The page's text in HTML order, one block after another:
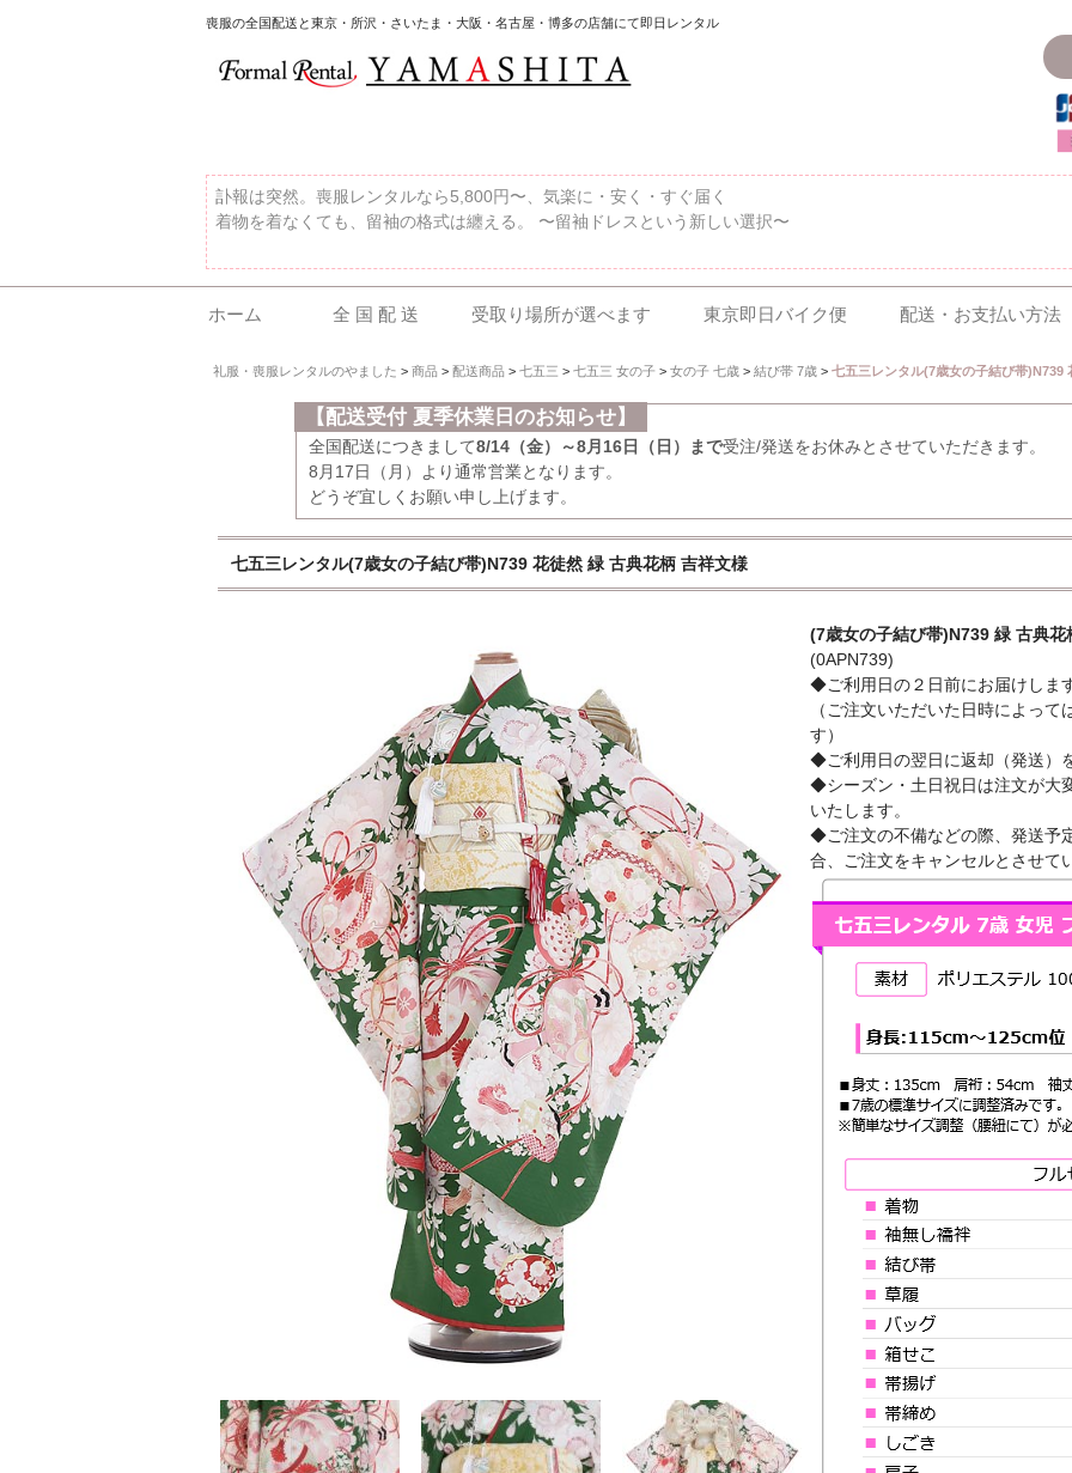
喪服の全国配送と東京・所沢・さいたま・大阪・名古屋・博多の店舗にて即日レンタル
訃報は突然。喪服レンタルなら5,800円〜、気楽に・安く・すぐ届く
着物を着なくても、留袖の格式は纏える。 〜留袖ドレスという新しい選択〜
ホーム 全 国 配 送 受取り場所が選べます 東京即日バイク便 配送・お支払い方法
礼服・喪服レンタルのやました > 商品> 配送商品> 七五三 > 七五三 女の子 > 女の子 七歳> 結び帯 7歳> 七五三レンタル(7歳女の子結び帯)N739
【配送受付 夏季休業日のお知らせ】
全国配送につきまして8/14（金）～8月16日（日）まで受注/発送をお休みとさせていただきます。
8月17日（月）より通常営業となります。
どうぞ宜しくお願い申し上げます。
七五三レンタル(7歳女の子結び帯)N739 花徒然 緑 古典花柄 吉祥文様
(7歳女の子結び帯)N739 緑 古典花
(0APN739)
◆ご利用日の２日前にお届けしま
（ご注文いただいた日時によっ
す）
◆ご利用日の翌日に返却（発送）
◆シーズン・土日祝日は注文が大
いたします。
◆ご注文の不備などの際、発送予
合、ご注文をキャンセルとさせて